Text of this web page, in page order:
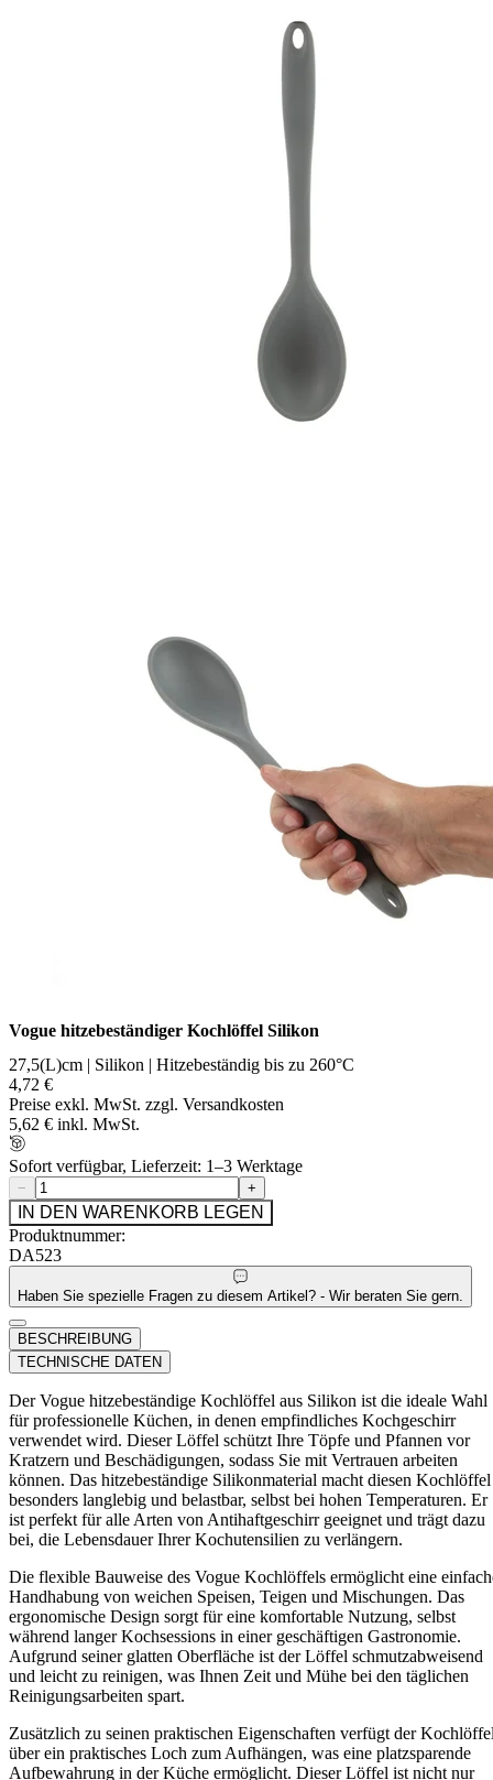
Vogue hitzebeständiger Kochlöffel Silikon
27,5(L)cm | Silikon | Hitzebeständig bis zu 260°C
4,72 €
Preise exkl. MwSt. zzgl. Versandkosten
5,62 € inkl. MwSt.
Sofort verfügbar, Lieferzeit: 1–3 Werktage
− +
IN DEN WARENKORB LEGEN
Produktnummer:
DA523
Haben Sie spezielle Fragen zu diesem Artikel? - Wir beraten Sie gern.
BESCHREIBUNG
TECHNISCHE DATEN
Der Vogue hitzebeständige Kochlöffel aus Silikon ist die ideale Wahl
für professionelle Küchen, in denen empfindliches Kochgeschirr
verwendet wird. Dieser Löffel schützt Ihre Töpfe und Pfannen vor
Kratzern und Beschädigungen, sodass Sie mit Vertrauen arbeiten
können. Das hitzebeständige Silikonmaterial macht diesen Kochlöffel
besonders langlebig und belastbar, selbst bei hohen Temperaturen. Er
ist perfekt für alle Arten von Antihaftgeschirr geeignet und trägt dazu
bei, die Lebensdauer Ihrer Kochutensilien zu verlängern.
Die flexible Bauweise des Vogue Kochlöffels ermöglicht eine
Handhabung von weichen Speisen, Teigen und Mischungen. Das
ergonomische Design sorgt für eine komfortable Nutzung, selbst
während langer Kochsessions in einer geschäftigen Gastronomie.
Aufgrund seiner glatten Oberfläche ist der Löffel schmutzabweisend
und leicht zu reinigen, was Ihnen Zeit und Mühe bei den täglichen
Reinigungsarbeiten spart.
Zusätzlich zu seinen praktischen Eigenschaften verfügt der
über ein praktisches Loch zum Aufhängen, was eine platzsparende
Aufbewahrung in der Küche ermöglicht. Dieser Löffel ist nicht nur